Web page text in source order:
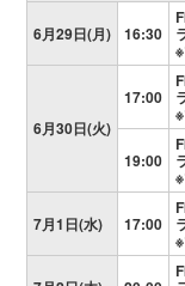
6月29日(月) 16:30
6月30日(火)
17:00
19:00
7月1日(水) 17:00